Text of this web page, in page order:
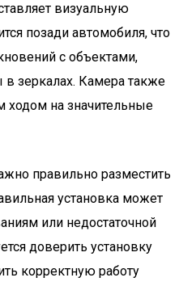
визуальную
позади автомобиля, что
с объектами,
зеркалах. Камера также
ходом на значительные
правильно разместить
установка может
или недостаточной
доверить установку
корректную работу